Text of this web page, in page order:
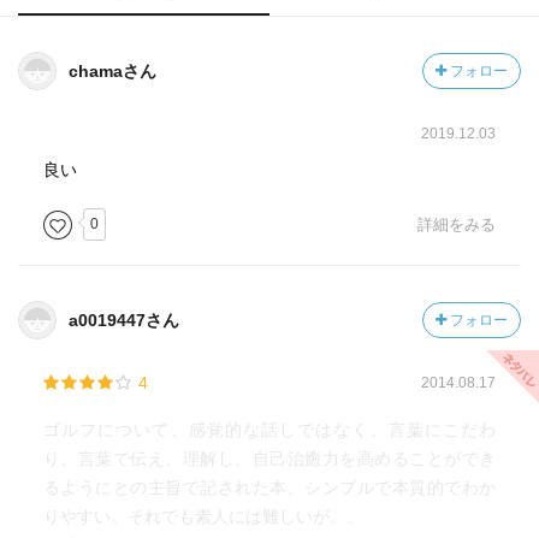
chamaさん フォロー
2019.12.03
良い
0 詳細をみる
a0019447さん フォロー
4 2014.08.17
ゴルフについて、感覚的な話しではなく、言葉にこだわ
り、言葉で伝え、理解し、自己治癒力を高めることができ
るようにとの主旨で記された本。シンプルで本質的でわか
りやすい。それでも素人には難しいが。。